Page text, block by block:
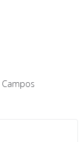
Campos